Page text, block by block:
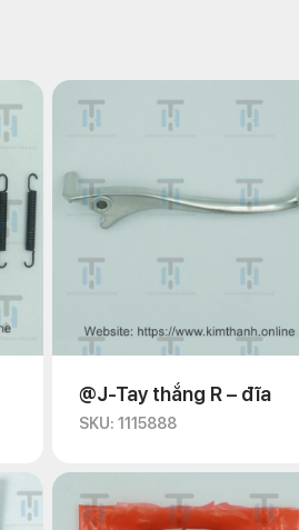
@J-Tay thắng R – đĩa
SKU: 1115888